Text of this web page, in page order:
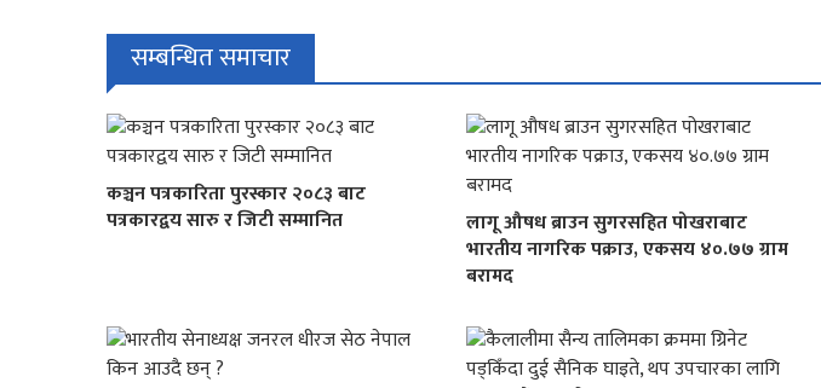
सम्बन्धित समाचार
कञ्चन पत्रकारिता पुरस्कार २०८३ बाट
पत्रकारद्वय सारु र जिटी सम्मानित
लागू औषध ब्राउन सुगरसहित पोखराबाट
भारतीय नागरिक पक्राउ, एकसय ४०.७७ ग्राम
बरामद